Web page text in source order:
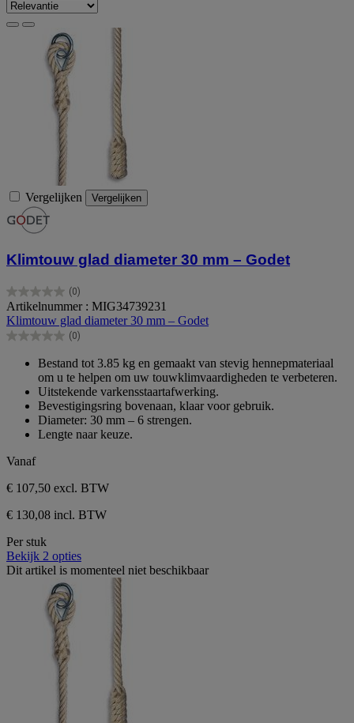
Vergelijken Vergelijken
Klimtouw glad diameter 30 mm – Godet
(0)
0.0
van
de
5
Artikelnummer : MIG34739231
Klimtouw glad diameter 30 mm – Godet
(0)
0.0
sterren.
Bestand tot 3.85 kg en gemaakt van stevig hennepmateriaal
om u te helpen om uw touwklimvaardigheden te verbeteren.
Uitstekende varkensstaartafwerking.
Bevestigingsring bovenaan, klaar voor gebruik.
Diameter: 30 mm – 6 strengen.
Lengte naar keuze.
Vanaf
€ 107,50 excl. BTW
€ 130,08 incl. BTW
Per stuk
Bekijk 2 opties
Dit artikel is momenteel niet beschikbaar